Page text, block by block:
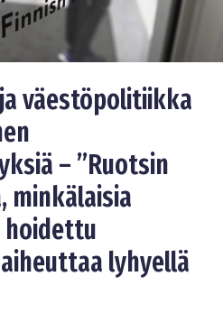
väestöpolitiikka
– ”Ruotsin
minkälaisia
hoidettu
lyhyellä